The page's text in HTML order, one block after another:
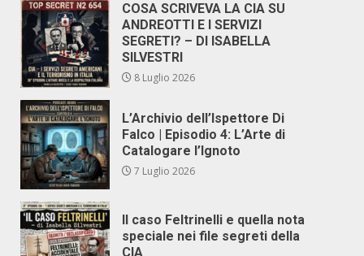
COSA SCRIVEVA LA CIA SU
ANDREOTTI E I SERVIZI
SEGRETI? – DI ISABELLA
SILVESTRI
8 Luglio 2026
L’Archivio dell’Ispettore Di
Falco | Episodio 4: L’Arte di
Catalogare l’Ignoto
7 Luglio 2026
Il caso Feltrinelli e quella nota
speciale nei file segreti della
CIA